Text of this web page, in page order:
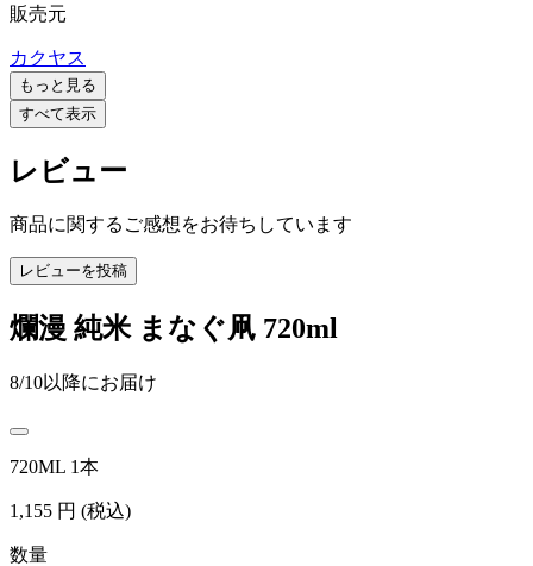
販売元
カクヤス
もっと見る
すべて表示
レビュー
商品に関するご感想をお待ちしています
レビューを投稿
爛漫 純米 まなぐ凧 720ml
8/10以降にお届け
720ML 1本
1,155 円 (税込)
数量